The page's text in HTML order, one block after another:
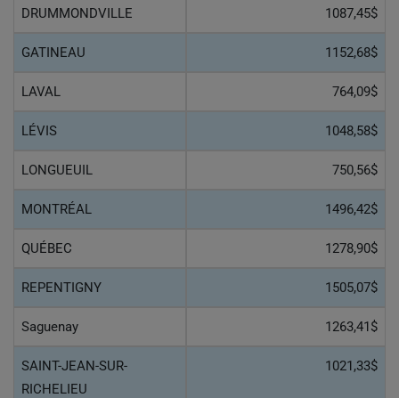
DRUMMONDVILLE 1087,45$
GATINEAU 1152,68$
LAVAL 764,09$
LÉVIS 1048,58$
LONGUEUIL 750,56$
MONTRÉAL 1496,42$
QUÉBEC 1278,90$
REPENTIGNY 1505,07$
Saguenay 1263,41$
SAINT-JEAN-SUR-
RICHELIEU
1021,33$